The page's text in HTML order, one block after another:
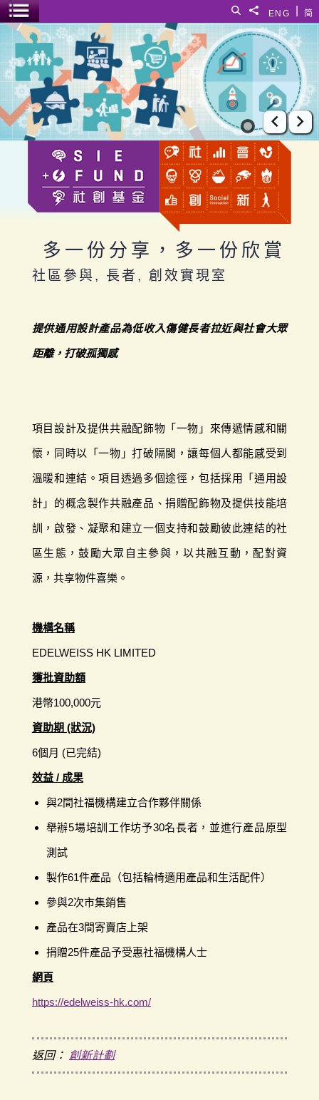
简
ENG
分享給
搜尋
選單開關
多一份分享，多一份欣賞
上一張
下
多一份分享，多一份欣賞
社區參與, 長者, 創效實現室
提供通用設計產品為低收入傷健長者拉近與社會大眾
距離，打破孤獨感
項目設計及提供共融配飾物「一物」來傳遞情感和關
懷，同時以「一物」打破隔閡，讓每個人都能感受到
溫暖和連結。項目透過多個途徑，包括採用「通用設
計」的概念製作共融產品、捐贈配飾物及提供技能培
訓，啟發、凝聚和建立一個支持和鼓勵彼此連結的社
區生態，鼓勵大眾自主參與，以共融互動，配對資
源，共享物件喜樂。
機構名稱
EDELWEISS HK LIMITED
獲批資助額
港幣100,000元
資助期 (狀況)
6個月 (已完結)
效益 / 成果
與2間社福機構建立合作夥伴關係
舉辦5場培訓工作坊予30名長者，並進行產品原型
測試
製作61件產品（包括輪椅適用產品和生活配件）
參與2次市集銷售
產品在3間寄賣店上架
捐贈25件產品予受惠社福機構人士
網頁
https://edelweiss-hk.com/
返回： 創新計劃